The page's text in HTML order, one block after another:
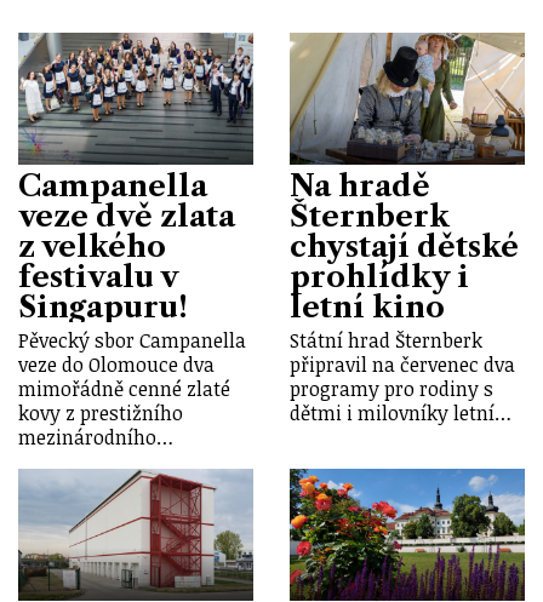
Campanella
veze dvě zlata
z velkého
festivalu v
Singapuru!
Pěvecký sbor Campanella
veze do Olomouce dva
mimořádně cenné zlaté
kovy z prestižního
mezinárodního…
Na hradě
Šternberk
chystají dětské
prohlídky i
letní kino
Státní hrad Šternberk
připravil na červenec dva
programy pro rodiny s
dětmi i milovníky letní…